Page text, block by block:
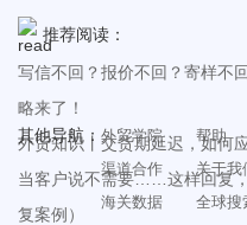
推荐阅读：
写信不回？报价不回？寄样不
略来了！
外贸知识丨交货期延迟，如何
当客户说不需要……这样回复
复案例）
其他导航： 外贸学院 帮助
渠道合作
关于我
海关数据
全球搜